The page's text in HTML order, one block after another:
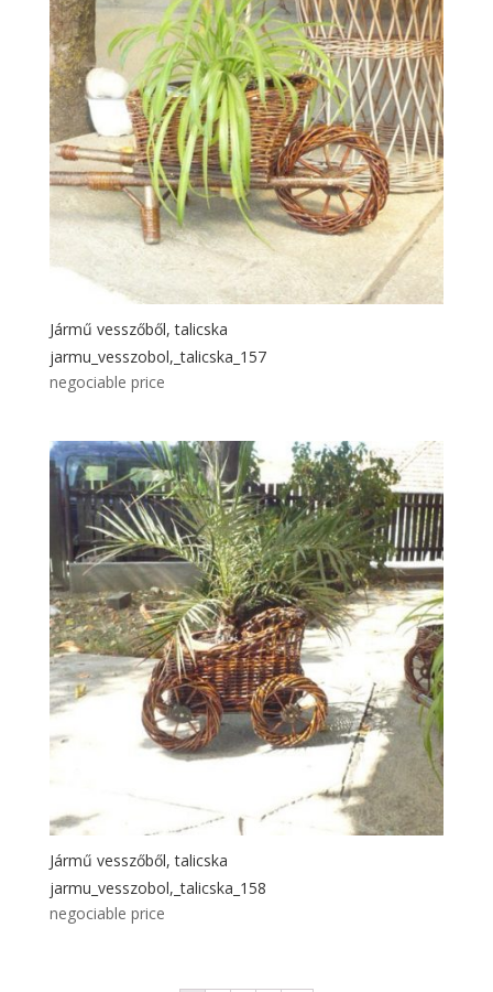
Jármű vesszőből, talicska
jarmu_vesszobol,_talicska_157
negociable price
Jármű vesszőből, talicska
jarmu_vesszobol,_talicska_158
negociable price